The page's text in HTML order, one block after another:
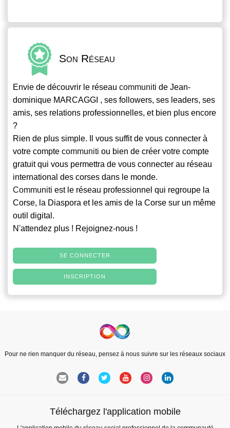
Son Réseau
Envie de découvrir le réseau communiti de Jean-
dominique MARCAGGI , ses followers, ses leaders, ses
amis, ses relations professionnelles, et bien plus encore
?
Rien de plus simple. Il vous suffit de vous connecter à
votre compte communiti ou bien de créer votre compte
gratuit qui vous permettra de vous connecter au réseau
international des corses dans le monde.
Communiti est le réseau professionnel qui regroupe la
Corse, la Diaspora et les amis de la Corse sur un même
outil digital.
N'attendez plus ! Rejoignez-nous !
SE CONNECTER
INSCRIPTION
Pour ne rien manquer du réseau, pensez à nous suivre sur les réseaux sociaux
Téléchargez l'application mobile